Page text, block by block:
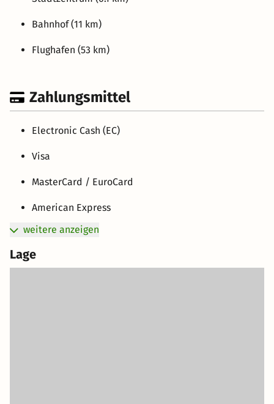
Bahnhof (11 km)
Flughafen (53 km)
Zahlungsmittel
Electronic Cash (EC)
Visa
MasterCard / EuroCard
American Express
weitere anzeigen
Lage